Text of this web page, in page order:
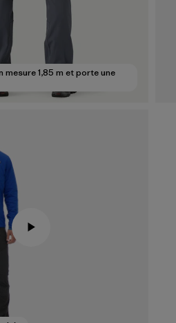
mesure 1,85 m et porte une